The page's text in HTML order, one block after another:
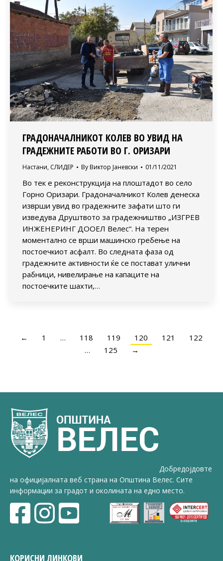
ГРАДОНАЧАЛНИКОТ КОЛЕВ ВО УВИД НА
ГРАДЕЖНИТЕ РАБОТИ ВО Г. ОРИЗАРИ
Настани, СЛИДЕР By Виктор Јаневски 01/11/2021
Во тек е реконструкција на плоштадот во село
Горно Оризари. Градоначалникот Колев денеска
изврши увид во градежните зафати што ги
изведува Друштвото за градежништво „ИЗГРЕВ
ИНЖЕНЕРИНГ ДООЕЛ Велес“. На терен
моментално се врши машинско гребење на
постоечкиот асфалт. Во следната фаза од
градежните активности ќе се постават улични
рабници, нивелирање на капаците на
постоечките шахти,…
← 1 … 118 119 120 121
122
…
125 →
Добредојдовте
на официјалната веб страна на Општина Велес. Сите
информации за градот и околината на едно место.
КОРИСНИ ЛИНКОВИ